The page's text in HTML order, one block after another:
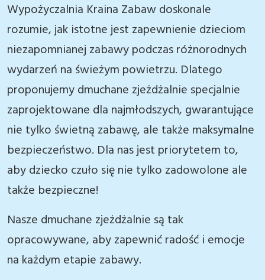
Wypożyczalnia Kraina Zabaw doskonale
rozumie, jak istotne jest zapewnienie dzieciom
niezapomnianej zabawy podczas różnorodnych
wydarzeń na świeżym powietrzu. Dlatego
proponujemy dmuchane zjeżdżalnie specjalnie
zaprojektowane dla najmłodszych, gwarantujące
nie tylko świetną zabawę, ale także maksymalne
bezpieczeństwo. Dla nas jest priorytetem to,
aby dziecko czuło się nie tylko zadowolone ale
także bezpieczne!
Nasze dmuchane zjeżdżalnie są tak
opracowywane, aby zapewnić radość i emocje
na każdym etapie zabawy.